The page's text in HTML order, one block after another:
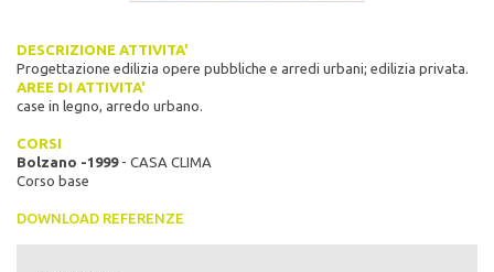
DESCRIZIONE ATTIVITA'
Progettazione edilizia opere pubbliche e arredi urbani; edilizia privata.
AREE DI ATTIVITA'
case in legno, arredo urbano.
CORSI
Bolzano -1999- CASA CLIMA
Corso base
DOWNLOAD REFERENZE